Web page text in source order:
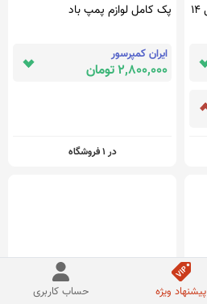
یخچال فریزر دوقلو دیپوینت مدل 14
پک کامل لوازم پمپ باد
ایران کمپرسور
2,800,000 تومان
در 1 فروشگاه
پیشنهاد ویژه حساب کاربری